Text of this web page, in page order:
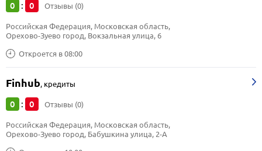
0 : 0 Отзывы (0)
Откроется в 08:00
Российская Федерация, Московская область,
Орехово-Зуево город, Вокзальная улица, 6
Finhub, кредиты
0 : 0 Отзывы (0)
Российская Федерация, Московская область,
Орехово-Зуево город, Бабушкина улица, 2-А